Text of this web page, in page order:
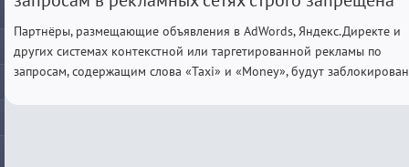
Партнёры, размещающие объявления в AdWords, Яндекс.Директе и
других системах контекстной или таргетированной рекламы по
запросам, содержащим слова «Taxi» и «Money», будут